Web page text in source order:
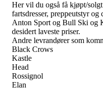
Her vil du også få kjøpt/
fartsdresser, preppeutstyr
Anton Sport og Bull Ski og
desidert laveste priser.
Andre levrandører som
Black Crows
Kastle
Head
Rossignol
Elan